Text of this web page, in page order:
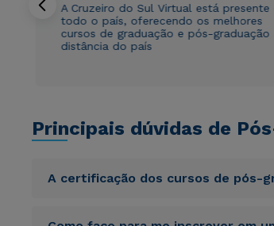
A Cruzeiro do Sul Virtual está presente
todo o país, oferecendo os melhores
cursos de graduação e pós-graduação
distância do país
Principais dúvidas de
A certificação dos cursos de pós-